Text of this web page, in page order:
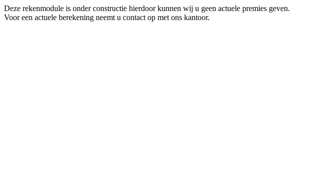
Deze rekenmodule is onder constructie hierdoor kunnen wij u geen actuele premies geven.
Voor een actuele berekening neemt u contact op met ons kantoor.